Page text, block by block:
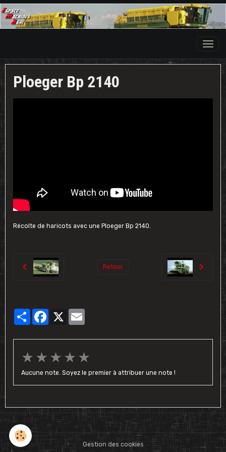
Ploeger Bp 2140
Récolte de haricots avec une Ploeger Bp 2140.
Retour
PartagerFacebook
★ ★ ★ ★ ★
Aucune note. Soyez le premier à attribuer une note !
Gestion des cookies